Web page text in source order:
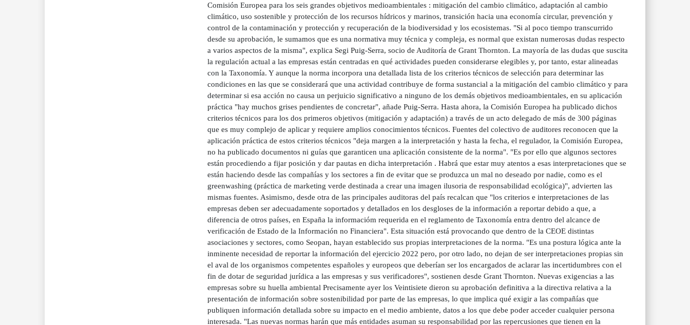
Comisión Europea para los seis grandes objetivos medioambientales : mitigación del cambio climático, adaptación al cambio
climático, uso sostenible y protección de los recursos hídricos y marinos, transición hacia una economía circular, prevención y
control de la contaminación y protección y recuperación de la biodiversidad y los ecosistemas. "Si al poco tiempo transcurrido
desde su aprobación, le sumamos que es una normativa muy técnica y compleja, es normal que existan numerosas dudas respecto
a varios aspectos de la misma", explica Segi Puig-Serra, socio de Auditoría de Grant Thornton. La mayoría de las dudas que suscita
la regulación actual a las empresas están centradas en qué actividades pueden considerarse elegibles y, por tanto, estar alineadas
con la Taxonomía. Y aunque la norma incorpora una detallada lista de los criterios técnicos de selección para determinar las
condiciones en las que se considerará que una actividad contribuye de forma sustancial a la mitigación del cambio climático y para
determinar si esa acción no causa un perjuicio significativo a ninguno de los demás objetivos medioambientales, en su aplicación
práctica "hay muchos grises pendientes de concretar", añade Puig-Serra. Hasta ahora, la Comisión Europea ha publicado dichos
criterios técnicos para los dos primeros objetivos (mitigación y adaptación) a través de un acto delegado de más de 300 páginas
que es muy complejo de aplicar y requiere amplios conocimientos técnicos. Fuentes del colectivo de auditores reconocen que la
aplicación práctica de estos criterios técnicos "deja margen a la interpretación y hasta la fecha, el regulador, la Comisión Europea,
no ha publicado documentos ni guías que garanticen una aplicación consistente de la norma". "Es por ello que algunos sectores
están procediendo a fijar posición y dar pautas en dicha interpretación . Habrá que estar muy atentos a esas interpretaciones que se
están haciendo desde las compañías y los sectores a fin de evitar que se produzca un mal no deseado por nadie, como es el
greenwashing (práctica de marketing verde destinada a crear una imagen ilusoria de responsabilidad ecológica)", advierten las
mismas fuentes. Asimismo, desde otra de las principales auditoras del país recalcan que "los criterios e interpretaciones de las
empresas deben ser adecuadamente soportados y detallados en los desgloses de la información a reportar debido a que, a
diferencia de otros países, en España la informacióm requerida en el reglamento de Taxonomía entra dentro del alcance de
verificación de Estado de la Información no Financiera". Esta situación está provocando que dentro de la CEOE distintas
asociaciones y sectores, como Seopan, hayan establecido sus propias interpretaciones de la norma. "Es una postura lógica ante la
inminente necesidad de reportar la información del ejercicio 2022 pero, por otro lado, no dejan de ser interpretaciones propias sin
el aval de los organismos competentes españoles y europeos que deberían ser los encargados de aclarar las incertidumbres con el
fin de dotar de seguridad jurídica a las empresas y sus verificadores", sostienen desde Grant Thornton. Nuevas exigencias a las
empresas sobre su huella ambiental Precisamente ayer los Veintisiete dieron su aprobación definitiva a la directiva relativa a la
presentación de información sobre sostenibilidad por parte de las empresas, lo que implica qué exigir a las compañías que
publiquen información detallada sobre su impacto en el medio ambiente, datos a los que debe poder acceder cualquier persona
interesada. "Las nuevas normas harán que más entidades asuman su responsabilidad por las repercusiones que tienen en la